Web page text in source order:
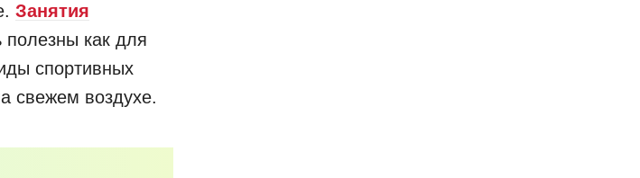
Занятия
полезны как для
спортивных
свежем воздухе.